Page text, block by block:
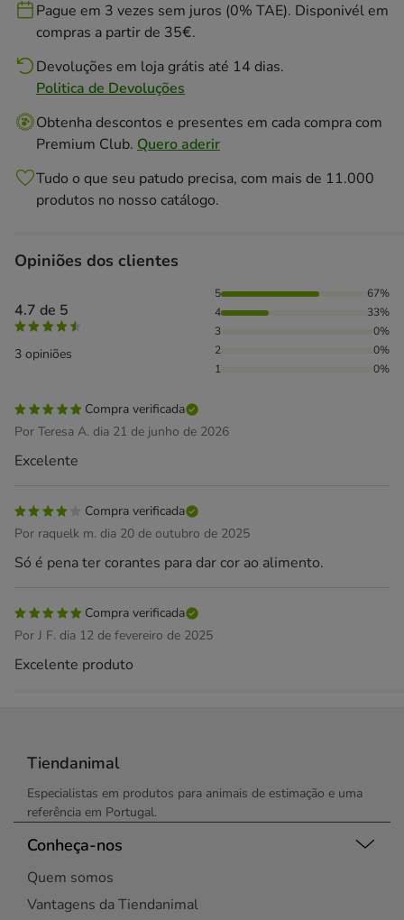
Pague em 3 vezes sem juros (0% TAE). Disponivél em
compras a partir de 35€.
Devoluções em loja grátis até 14 dias.
Politica de Devoluções
Obtenha descontos e presentes em cada compra com
Premium Club. Quero aderir
Tudo o que seu patudo precisa, com mais de 11.000
produtos no nosso catálogo.
Opiniões dos clientes
4.7 de 5
3 opiniões
67% das pessoas avaliaram com 5 estrelas, 33% das
5
67%
4
33%
3
0%
2
0%
1
0%
Compra verificada
Por Teresa A. dia 21 de junho de 2026
Excelente
Compra verificada
Por raquelk m. dia 20 de outubro de 2025
Só é pena ter corantes para dar cor ao alimento.
Compra verificada
Por J F. dia 12 de fevereiro de 2025
Excelente produto
Tiendanimal
Especialistas em produtos para animais de estimação e uma
referência em Portugal.
Conheça-nos
Quem somos
Vantagens da Tiendanimal